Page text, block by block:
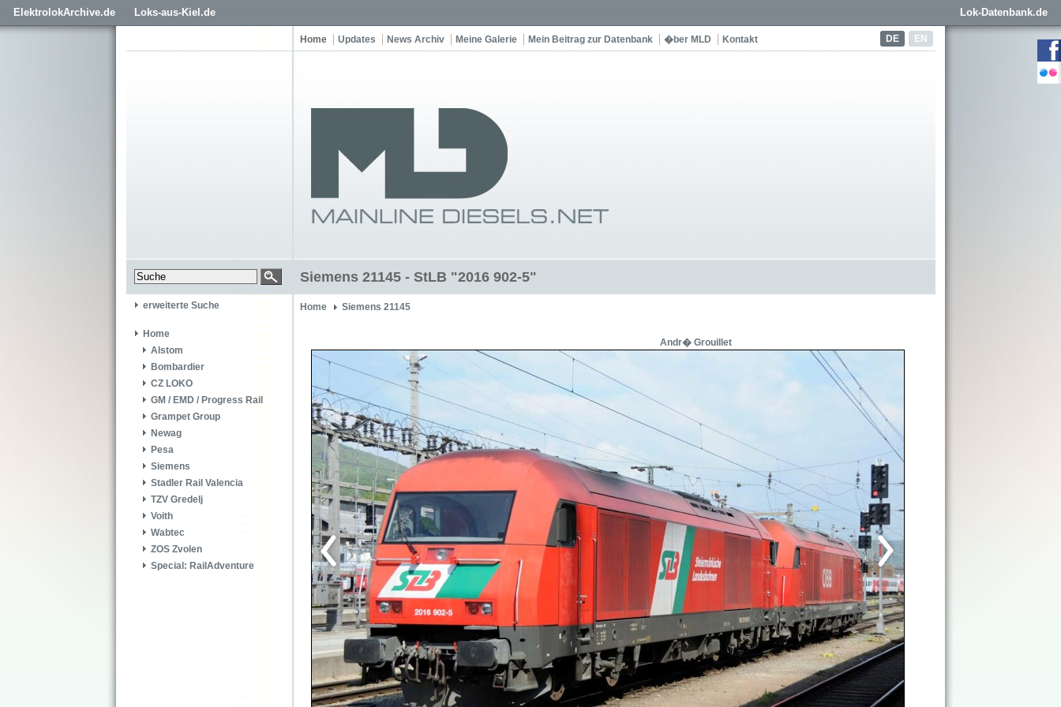
ElektrolokArchive.de Loks-aus-Kiel.de Lok-Datenbank.de
DE EN
Home Updates News Archiv Meine Galerie Mein Beitrag zur Datenbank �ber MLD Kontakt
Siemens 21145 - StLB "2016 902-5"
erweiterte Suche
Home
Alstom
Bombardier
CZ LOKO
GM / EMD / Progress Rail
Grampet Group
Newag
Pesa
Siemens
Stadler Rail Valencia
TZV Gredelj
Voith
Wabtec
ZOS Zvolen
Special: RailAdventure
Home Siemens 21145
Andr� Grouillet